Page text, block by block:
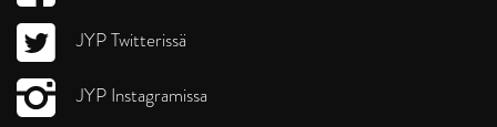
JYP Twitterissä
JYP Instagramissa